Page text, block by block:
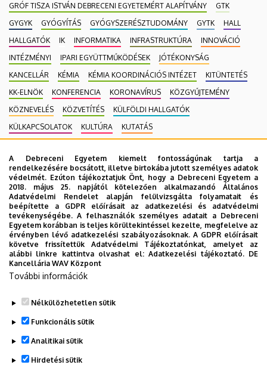
GRÓF TISZA ISTVÁN DEBRECENI EGYETEMÉRT ALAPÍTVÁNY
GTK
GYGYK
GYÓGYÍTÁS GYÓGYSZERÉSZTUDOMÁNY GYTK
HALL
HALLGATÓK
IK INFORMATIKA INFRASTRUKTÚRA
INNOVÁCIÓ
INTÉZMÉNYI
IPARI EGYÜTTMŰKÖDÉSEK
JÓTÉKONYSÁG
KANCELLÁR
KÉMIA KÉMIA KOORDINÁCIÓS INTÉZET
KITÜNTETÉS
KK-ELNÖK
KONFERENCIA KORONAVÍRUS
KÖZGYŰJTEMÉNY
KÖZNEVELÉS
KÖZVETÍTÉS
KÜLFÖLDI HALLGATÓK
KÜLKAPCSOLATOK
KULTÚRA
KUTATÁS
MOBILITÁSI PROGRAM
MULTIMÉDIA MŰSZAKI
NEKROLÓG
NÉPEGÉSZSÉGÜGY
NEUROTECH NEVELÉSTUDOMÁNY
NK
OKTATÁS
ORVOSTUDOMÁNY
PEDAGÓGUSKÉPZŐ KÖZPONT
PONTHATÁROK
RAK RANGSOR REKTOR
SET KÖZPONT
SIÓFOK CAMPUS
SPORT SPORTTUDOMÁNYOK
STUDYVERSITY
SZENIOR EGYETEM
SZOLNOK CAMPUS
TÁRSADALOMTUDOMÁNY
TDK
TEHETSÉGGONDOZÁS
TUDOMÁNY
UD CATAPULT
ZK
ZÖLD EGYETEM
A Debreceni Egyetem kiemelt fontosságúnak tartja a
rendelkezésére bocsátott, illetve birtokába jutott személyes adatok
védelmét. Ezúton tájékoztatjuk Önt, hogy a Debreceni Egyetem a
2018. május 25. napjától kötelezően alkalmazandó Általános
Adatvédelmi Rendelet alapján felülvizsgálta folyamatait és
beépítette a GDPR előírásait az adatkezelési és adatvédelmi
tevékenységébe. A felhasználók személyes adatait a Debreceni
Egyetem korábban is teljes körültekintéssel kezelte, megfelelve az
érvényben lévő adatkezelési szabályozásoknak. A GDPR előírásait
követve frissítettük Adatvédelmi Tájékoztatónkat, amelyet az
alábbi linkre kattintva olvashat el:Adatkezelési tájékoztató. DE
Kancellária WAV Központ
További információk
Nélkülözhetetlen sütik
Funkcionális sütik
Analitikai sütik
Hirdetési sütik